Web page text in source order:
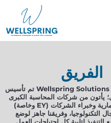
الفريق
تم تأسيس Wellspring Solutions على يد خبراء في
يأتون من شركات المحاسبة الكبرى
(وخاصة EY) والبنوك الاستثمارية وخبراء الشركات
التكنولوجيا، وفريقنا جاهز لوضع